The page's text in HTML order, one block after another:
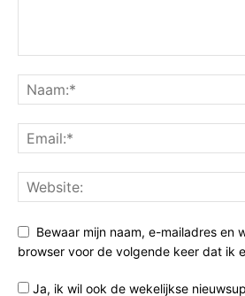
Bewaar mijn naam, e-mailadres en
browser voor de volgende keer dat ik
Ja, ik wil ook de wekelijkse